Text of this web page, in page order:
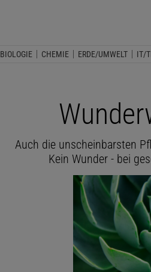
BIOLOGIE CHEMIE ERDE/UMWELT IT/
Auch die unscheinbarsten
Kein Wunder - bei